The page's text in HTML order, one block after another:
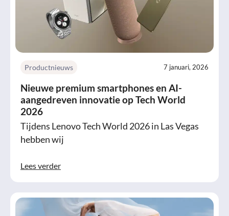
Productnieuws 7 januari, 2026
Nieuwe premium smartphones en AI-
aangedreven innovatie op Tech World
2026
Tijdens Lenovo Tech World 2026 in Las Vegas
hebben wij
Lees verder